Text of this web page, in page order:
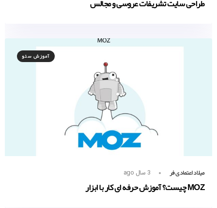
آموزش سئو
میلاد اعتمادی فر 3 سال ago
MOZ چیست؟ آموزش حرفه ای کار با ابزار